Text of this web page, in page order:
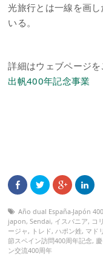
光旅行とは一線を画
いる。
詳細はウェブページを
出帆400年記念事業
Año dual España-Japón
japon,Sendai, イスパニア, コ
ージャ, トレド,ハポン姓, マド
節スペイン訪問400周年記念,
ン交流400周年